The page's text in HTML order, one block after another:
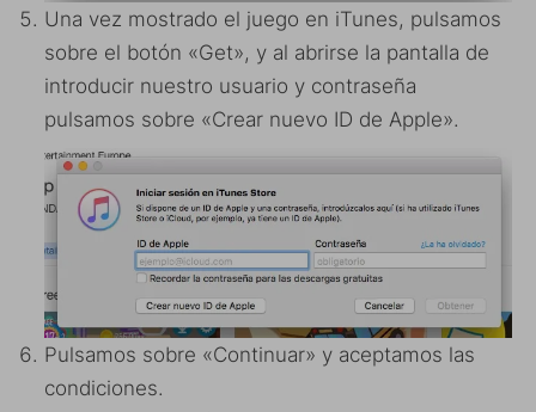
Una vez mostrado el juego en iTunes, pulsamos
sobre el botón «Get», y al abrirse la pantalla de
introducir nuestro usuario y contraseña
pulsamos sobre «Crear nuevo ID de Apple».
Pulsamos sobre «Continuar» y aceptamos las
condiciones.